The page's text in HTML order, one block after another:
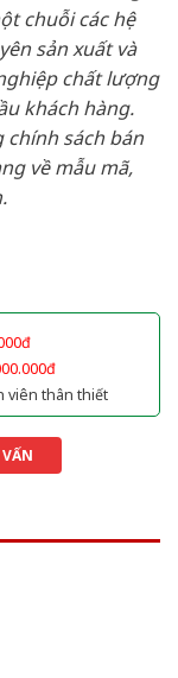
chuỗi các hệ
sản xuất và
chất lượng
khách hàng.
chính sách bán
về mẫu mã,
viên thân thiết